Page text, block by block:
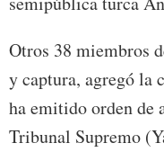
Otros 38 miembros
y captura, agregó la
ha emitido orden de
Tribunal Supremo